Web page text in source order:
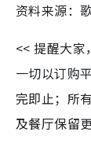
资料来源：
<< 提醒大家
一切以订购
完即止；所
及餐厅保留